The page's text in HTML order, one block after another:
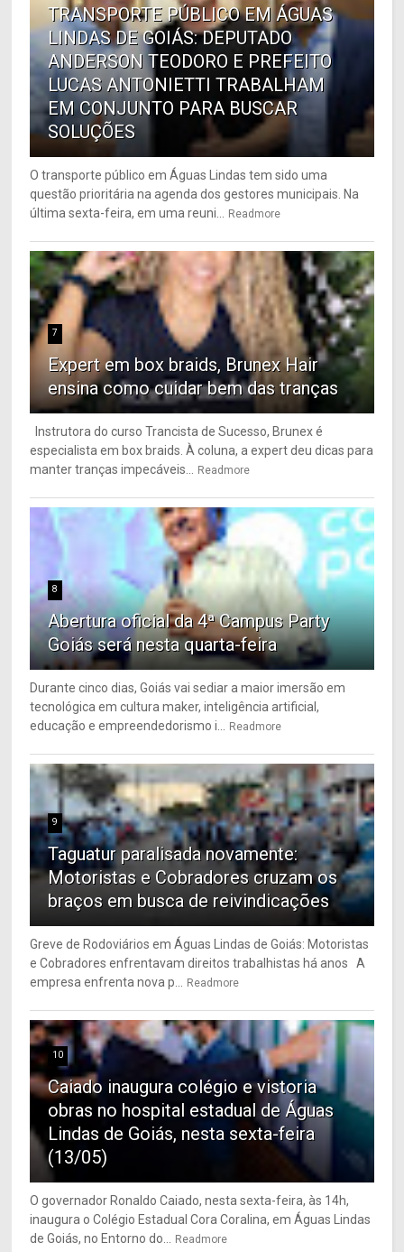
TRANSPORTE PÚBLICO EM ÁGUAS
LINDAS DE GOIÁS: DEPUTADO
ANDERSON TEODORO E PREFEITO
LUCAS ANTONIETTI TRABALHAM
EM CONJUNTO PARA BUSCAR
SOLUÇÕES
O transporte público em Águas Lindas tem sido uma
questão prioritária na agenda dos gestores municipais. Na
última sexta-feira, em uma reuni...
Readmore
7
Expert em box braids, Brunex Hair
ensina como cuidar bem das tranças
Instrutora do curso Trancista de Sucesso, Brunex é
especialista em box braids. À coluna, a expert deu dicas para
manter tranças impecáveis...
Readmore
8
Abertura oficial da 4ª Campus Party
Goiás será nesta quarta-feira
Durante cinco dias, Goiás vai sediar a maior imersão em
tecnológica em cultura maker, inteligência artificial,
educação e empreendedorismo i...
Readmore
9
Taguatur paralisada novamente:
Motoristas e Cobradores cruzam os
braços em busca de reivindicações
Greve de Rodoviários em Águas Lindas de Goiás: Motoristas
e Cobradores enfrentavam direitos trabalhistas há anos A
empresa enfrenta nova p...
Readmore
10
Caiado inaugura colégio e vistoria
obras no hospital estadual de Águas
Lindas de Goiás, nesta sexta-feira
(13/05)
O governador Ronaldo Caiado, nesta sexta-feira, às 14h,
inaugura o Colégio Estadual Cora Coralina, em Águas Lindas
de Goiás, no Entorno do...
Readmore